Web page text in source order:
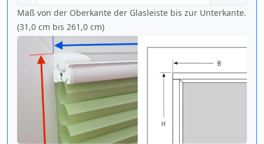
Maß von der Oberkante der Glasleiste bis zur Unterkante.
(31,0 cm bis 261,0 cm)